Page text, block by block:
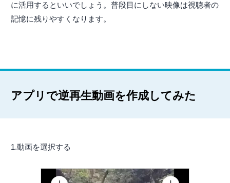
に活用するといいでしょう。普段目にしない映像は視聴者の
記憶に残りやすくなります。
アプリで逆再生動画を作成してみた
1.動画を選択する